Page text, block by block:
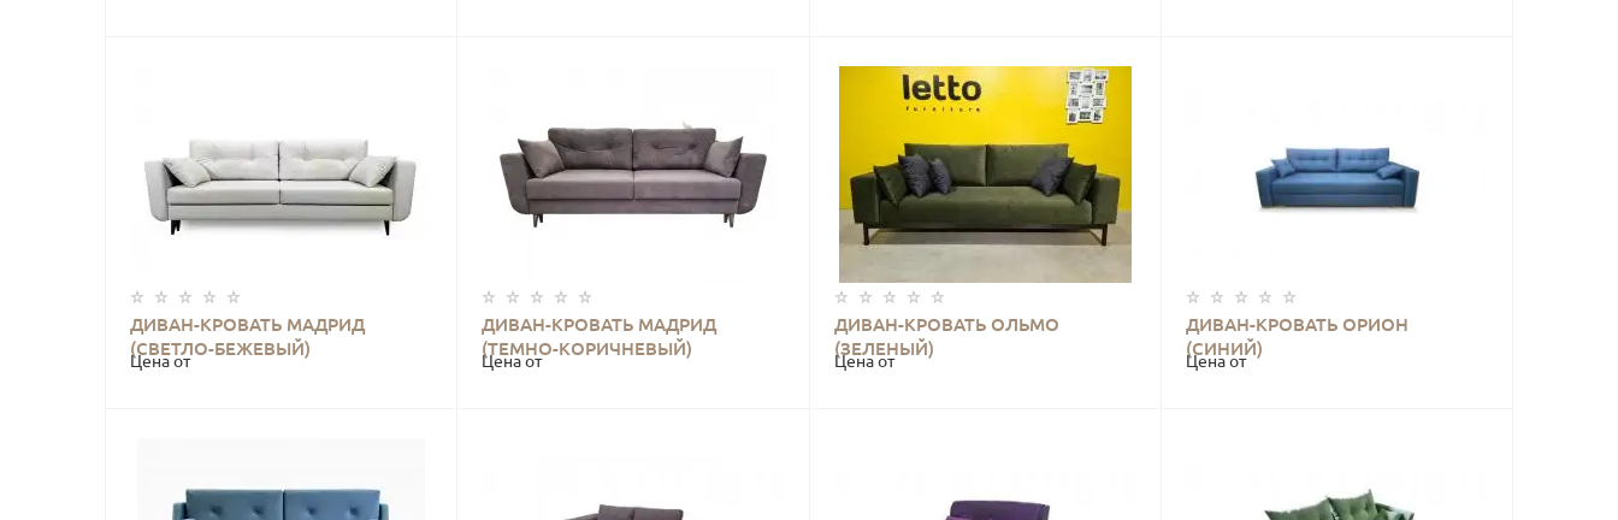
ДИВАН-КРОВАТЬ МАДРИД
(СВЕТЛО-БЕЖЕВЫЙ)
Цена от
КУПИТЬ
ДИВАН-КРОВАТЬ МАДРИД
(ТЕМНО-КОРИЧНЕВЫЙ)
Цена от
КУПИТЬ
ДИВАН-КРОВАТЬ ОЛЬМО
(ЗЕЛЕНЫЙ)
Цена от
КУПИТЬ
ДИВАН-КРОВАТЬ ОРИОН
(СИНИЙ)
Цена от
КУПИТЬ